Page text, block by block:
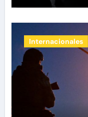
Internacionales